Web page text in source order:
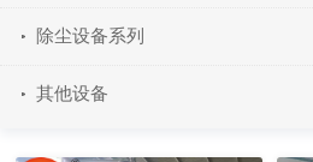
除尘设备系列
其他设备